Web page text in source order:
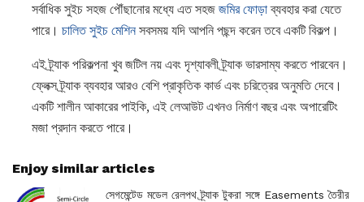
সর্বাধিক সুইচ সহজ পৌঁছানোর মধ্যে এত সহজ জমির ফোড়াব্যবহার করা যেতে
পারে। চালিত সুইচ মেশিনসবসময় যদি আপনি পছন্দ করেন তবে একটি বিকল্প।
এই ট্র্যাক পরিকল্পনা খুব জটিল নয় এবং দৃশ্যাবলী ট্র্যাক ভারসাম্য করতে পারবেন।
ফ্লেক্স ট্র্যাক ব্যবহার আরও বেশি প্রাকৃতিক কার্ভ এবং চরিত্রের অনুমতি দেবে।
একটি শালীন আকারের পাইকি, এই লেআউট এখনও নির্মাণ বছর এবং অপারেটিং
মজা প্রদান করতে পারে।
Enjoy similar articles
সেগমেন্টেড মডেল রেলপথ ট্র্যাক টুকরা সঙ্গে Easements তৈরীর